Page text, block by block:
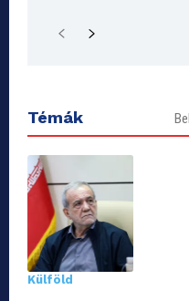
Témák
Külföld